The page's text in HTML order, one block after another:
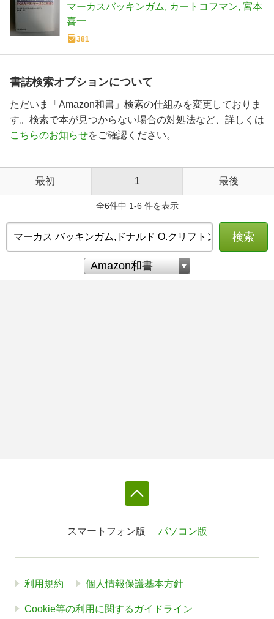
マーカスバッキンガム カートコフマン 宮本
喜一
381
書誌検索オプションについて
ただいま「Amazon和書」検索の仕組みを変更しておりま
す。検索で本が見つからない場合の対処法など、詳しくは
こちらのお知らせをご確認ください。
最初 1 最後
全6件中 1-6 件を表示
検索
スマートフォン版 パソコン版
利用規約 個人情報保護基本方針
Cookie等の利用に関するガイドライン